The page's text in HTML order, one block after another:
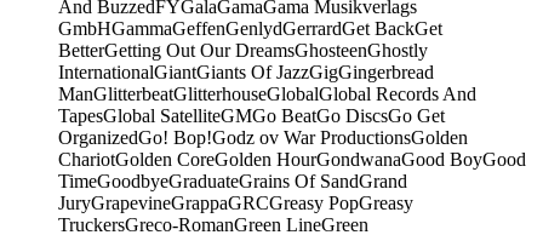
And BuzzedFYGalaGamaGama Musikverlags
GmbHGammaGeffenGenlydGerrardGet BackGet
BetterGetting Out Our DreamsGhosteenGhostly
InternationalGiantGiants Of JazzGigGingerbread
ManGlitterbeatGlitterhouseGlobalGlobal Records And
TapesGlobal SatelliteGMGo BeatGo DiscsGo Get
OrganizedGo! Bop!Godz ov War ProductionsGolden
ChariotGolden CoreGolden HourGondwanaGood BoyGood
TimeGoodbyeGraduateGrains Of SandGrand
JuryGrapevineGrappaGRCGreasy PopGreasy
TruckersGreco-RomanGreen LineGreen